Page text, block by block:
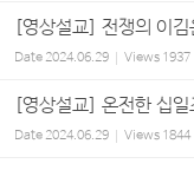
[영상설교] 전쟁의 이김
Date2024.06.29 Views 1937
[영상설교] 온전한 십
Date2024.06.29 Views 1844